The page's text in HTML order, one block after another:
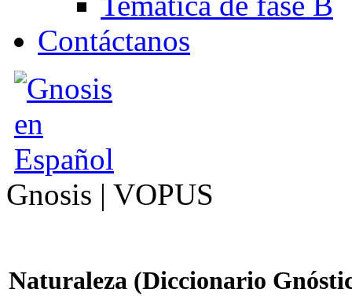
Contáctanos
Gnosis | VOPUS
Naturaleza (Diccionario